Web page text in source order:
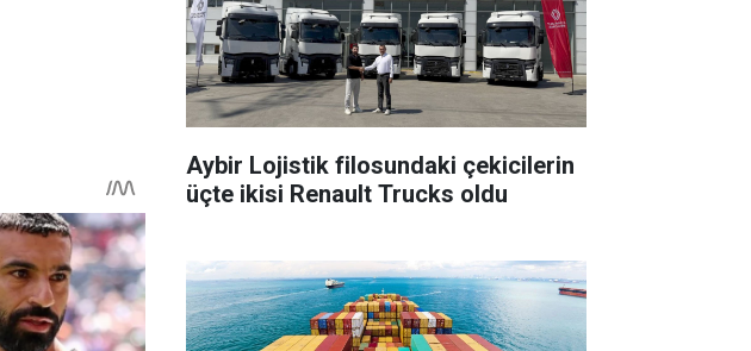
Aybir Lojistik filosundaki çekicilerin
üçte ikisi Renault Trucks oldu